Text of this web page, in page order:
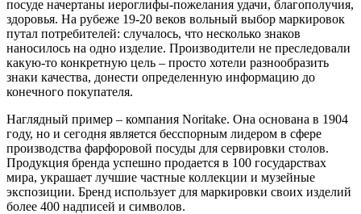
посуде начертаны иероглифы-пожелания удачи, благополучия,
здоровья. На рубеже 19-20 веков вольный выбор маркировок
путал потребителей: случалось, что несколько знаков
наносилось на одно изделие. Производители не преследовали
какую-то конкретную цель – просто хотели разнообразить
знаки качества, донести определенную информацию до
конечного покупателя.
Наглядный пример – компания Noritake. Она основана в 1904
году, но и сегодня является бесспорным лидером в сфере
производства фарфоровой посуды для сервировки столов.
Продукция бренда успешно продается в 100 государствах
мира, украшает лучшие частные коллекции и музейные
экспозиции. Бренд использует для маркировки своих изделий
более 400 надписей и символов.